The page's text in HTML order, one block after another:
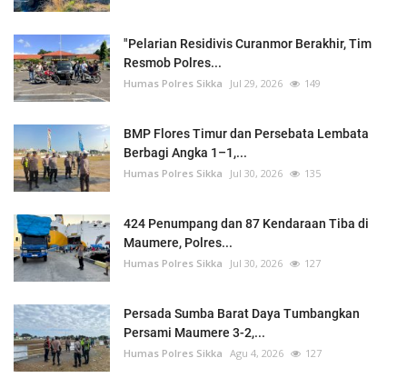
"Pelarian Residivis Curanmor Berakhir, Tim
Resmob Polres...
Humas Polres Sikka Jul 29, 2026 149
BMP Flores Timur dan Persebata Lembata
Berbagi Angka 1–1,...
Humas Polres Sikka Jul 30, 2026 135
424 Penumpang dan 87 Kendaraan Tiba di
Maumere, Polres...
Humas Polres Sikka Jul 30, 2026 127
Persada Sumba Barat Daya Tumbangkan
Persami Maumere 3-2,...
Humas Polres Sikka Agu 4, 2026 127